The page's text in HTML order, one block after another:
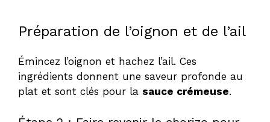
Préparation de l’oignon et de l’ail
Émincez l’oignon et hachez l’ail. Ces
ingrédients donnent une saveur profonde au
plat et sont clés pour la sauce crémeuse.